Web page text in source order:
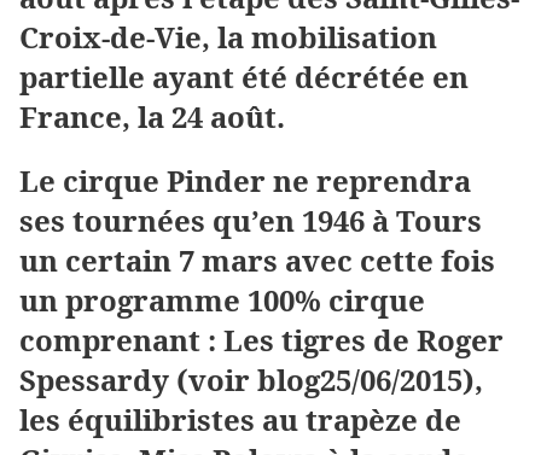
Croix-de-Vie, la mobilisation
partielle ayant été décrétée en
France, la 24 août.
Le cirque Pinder ne reprendra
ses tournées qu’en 1946 à Tours
un certain 7 mars avec cette fois
un programme 100% cirque
comprenant : Les tigres de Roger
Spessardy (voir blog25/06/2015),
les équilibristes au trapèze de